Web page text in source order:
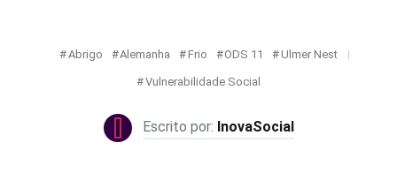
Abrigo Alemanha Frio ODS 11 Ulmer Nest
Vulnerabilidade Social
InovaSocial